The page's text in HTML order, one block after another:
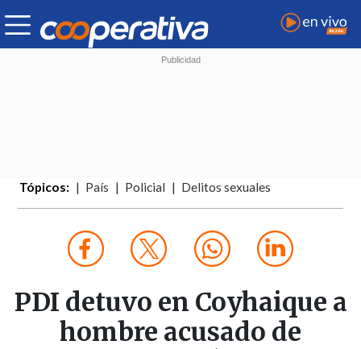
Tópicos: País Policial Delitos sexuales
PDI detuvo en Coyhaique a
hombre acusado de